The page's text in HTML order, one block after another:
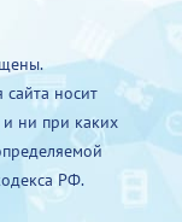
носит
ни при каких
РФ.